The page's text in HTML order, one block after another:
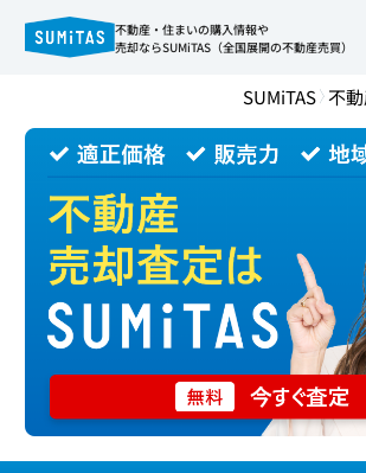
不動産・住まいの購入情報や
売却ならSUMiTAS（全国展開の不動産売買）
SUMiTAS 不